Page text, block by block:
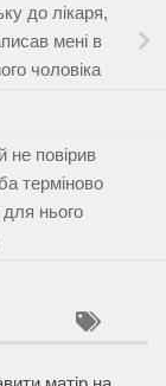
до лікаря,
мені в
чоловіка
не повірив
терміново
для нього